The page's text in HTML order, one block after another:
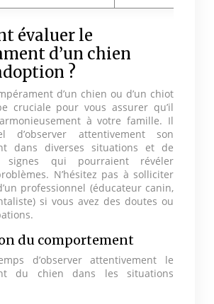
évaluer le
d’un chien
?
d’un chien ou d’un chiot
cruciale pour vous assurer qu’il
à votre famille. Il
d’observer attentivement son
dans diverses situations et de
signes qui pourraient révéler
N’hésitez pas à solliciter
professionnel (éducateur canin,
si vous avez des doutes ou
du comportement
d’observer attentivement le
du chien dans les situations